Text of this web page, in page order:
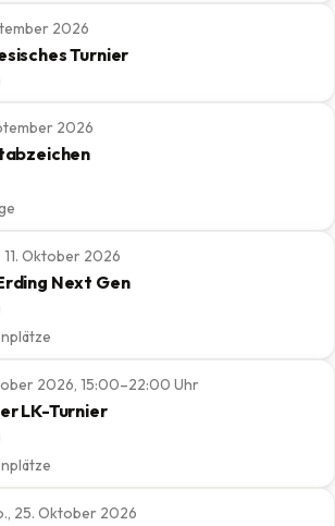
2026
Turnier
2026
11. Oktober 2026
Next Gen
2026, 15:00–22:00 Uhr
LK-Turnier
25. Oktober 2026